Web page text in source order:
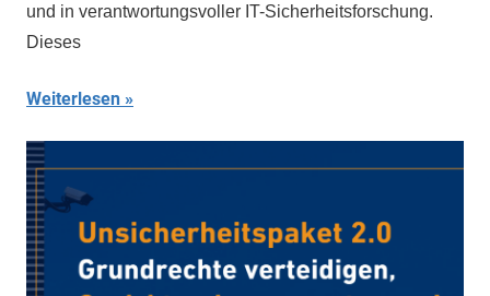
und in verantwortungsvoller IT-Sicherheitsforschung.
Dieses
Weiterlesen